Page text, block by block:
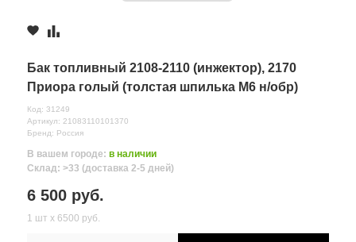
Бак топливный 2108-2110 (инжектор), 2170
Приора голый (толстая шпилька М6 н/обр)
Код: 31249
Артикул: 21083110101370
Бренд: Россия
В вашем городе: в наличии
Склад: >33 (доставка 2-5 дней)
6 500 руб.
1 шт х 6500 руб.